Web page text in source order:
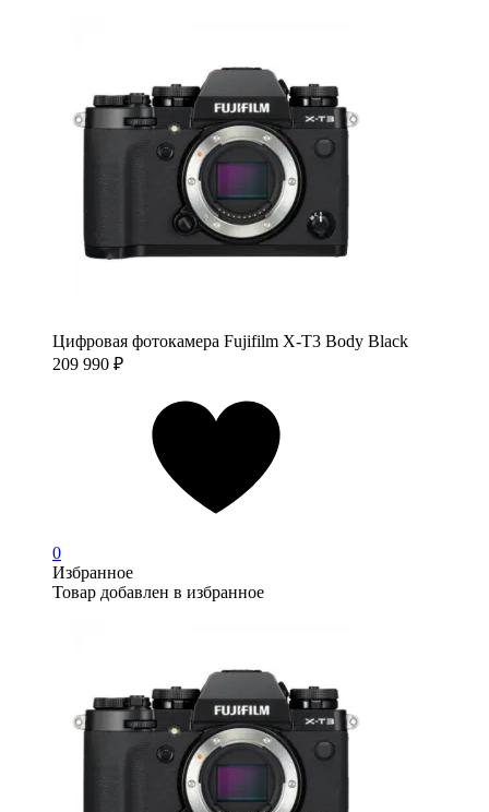
Цифровая фотокамера Fujifilm X-T3 Body Black
209 990 ₽
0
Избранное
Товар добавлен в избранное